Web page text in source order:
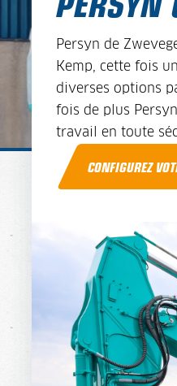
Persyn de
Kemp, cette fois
diverses options
fois de plus
travail en toute
CONFIGUREZ